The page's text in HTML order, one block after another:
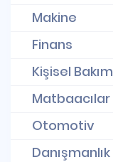
Makine
Finans
Kişisel Bakım
Matbaacılar
Otomotiv
Danışmanlık